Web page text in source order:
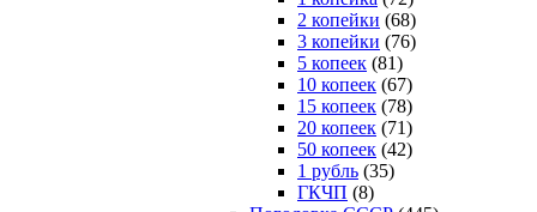
2 копейки (68)
3 копейки (76)
5 копеек (81)
10 копеек (67)
15 копеек (78)
20 копеек (71)
50 копеек (42)
1 рубль (35)
ГКЧП (8)